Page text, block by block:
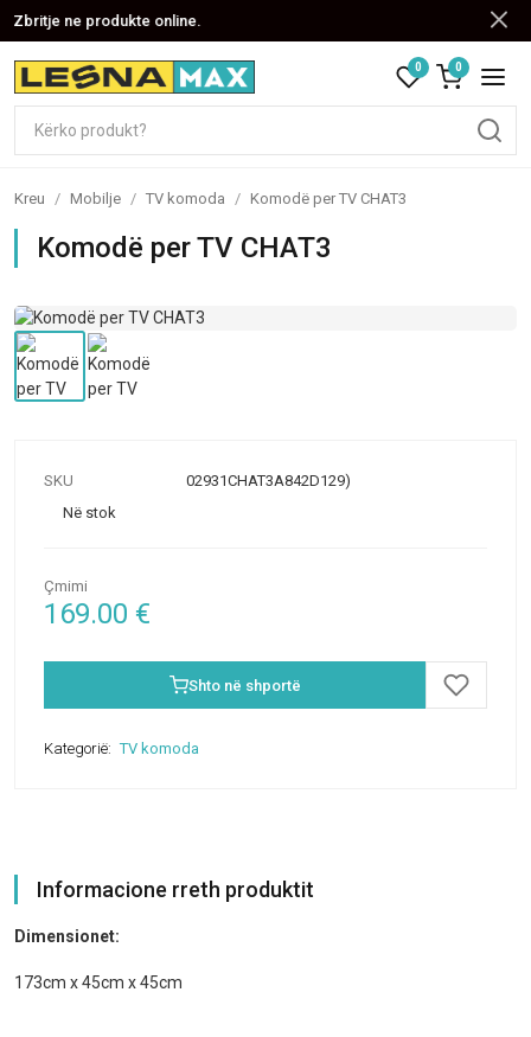
Zbritje ne produkte online.
0 0
Kreu / Mobilje / TV komoda / Komodë per TV CHAT3
Komodë per TV CHAT3
SKU
02931CHAT3A842D129)
Në stok
Çmimi
169.00 €
Shto në shportë
Kategorië: TV komoda
Informacione rreth produktit
Dimensionet:
173cm x 45cm x 45cm